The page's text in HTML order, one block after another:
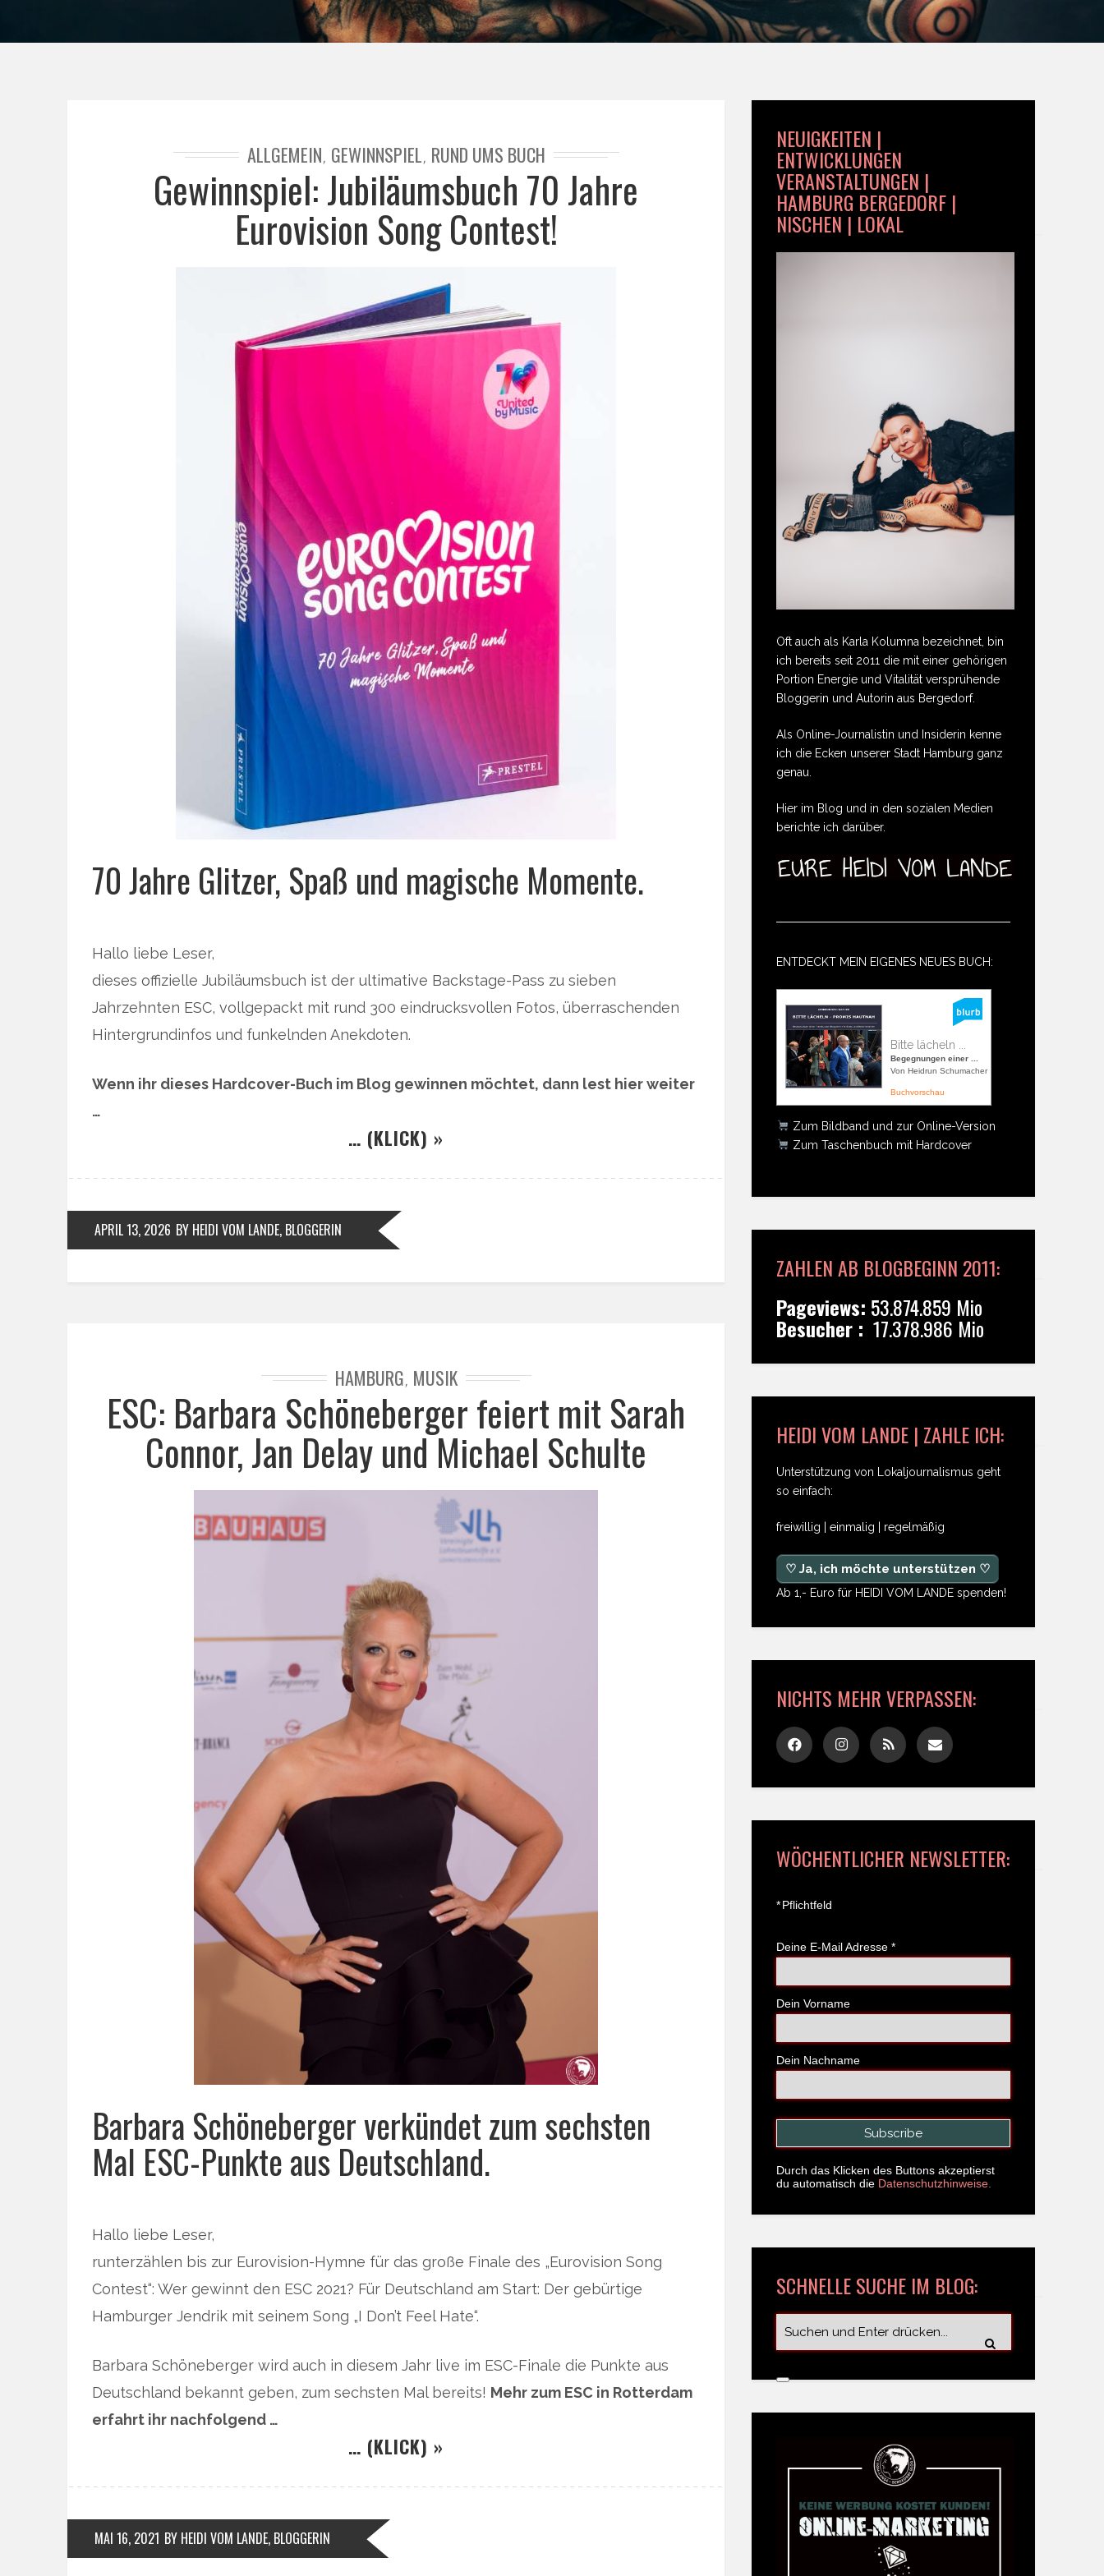
ALLGEMEIN, GEWINNSPIEL, RUND UMS BUCH
Gewinnspiel: Jubiläumsbuch 70 Jahre
Eurovision Song Contest!
70 Jahre Glitzer, Spaß und magische Momente.
Hallo liebe Leser,
dieses offizielle Jubiläumsbuch ist der ultimative Backstage-Pass zu sieben
Jahrzehnten ESC, vollgepackt mit rund 300 eindrucksvollen Fotos, überraschenden
Hintergrundinfos und funkelnden Anekdoten.
Wenn ihr dieses Hardcover-Buch im Blog gewinnen möchtet, dann lest hier weiter
…
… (KLICK) »
APRIL 13, 2026 BY HEIDI VOM LANDE, BLOGGERIN
HAMBURG, MUSIK
ESC: Barbara Schöneberger feiert mit Sarah
Connor, Jan Delay und Michael Schulte
Barbara Schöneberger verkündet zum sechsten
Mal ESC-Punkte aus Deutschland.
Hallo liebe Leser,
runterzählen bis zur Eurovision-Hymne für das große Finale des „Eurovision Song
Contest“: Wer gewinnt den ESC 2021? Für Deutschland am Start: Der gebürtige
Hamburger Jendrik mit seinem Song „I Don’t Feel Hate“.
Barbara Schöneberger wird auch in diesem Jahr live im ESC-Finale die Punkte aus
Deutschland bekannt geben, zum sechsten Mal bereits! Mehr zum ESC in Rotterdam
erfahrt ihr nachfolgend …
… (KLICK) »
MAI 16, 2021 BY HEIDI VOM LANDE, BLOGGERIN
NEUIGKEITEN |
ENTWICKLUNGEN
VERANSTALTUNGEN |
HAMBURG BERGEDORF |
NISCHEN | LOKAL
Oft auch als Karla Kolumna bezeichnet, bin
ich bereits seit 2011 die mit einer gehörigen
Portion Energie und Vitalität versprühende
Bloggerin und Autorin aus Bergedorf.
Als Online-Journalistin und Insiderin kenne
ich die Ecken unserer Stadt Hamburg ganz
genau.
Hier im Blog und in den sozialen Medien
berichte ich darüber.
ENTDECKT MEIN EIGENES NEUES BUCH:
Bitte lächeln ...
Begegnungen einer ...
Von Heidrun Schumacher
Buchvorschau
Zum Bildband und zur Online-Version
Zum Taschenbuch mit Hardcover
ZAHLEN AB BLOGBEGINN 2011:
Pageviews: 53.874.859 Mio
Besucher : 17.378.986 Mio
HEIDI VOM LANDE | ZAHLE ICH:
Unterstützung von Lokaljournalismus geht
so einfach:
freiwillig | einmalig | regelmäßig
♡ Ja, ich möchte unterstützen ♡
Ab 1,- Euro für HEIDI VOM LANDE spenden!
NICHTS MEHR VERPASSEN:
WÖCHENTLICHER NEWSLETTER:
*Pflichtfeld
Deine E-Mail Adresse *
Dein Vorname
Dein Nachname
Durch das Klicken des Buttons akzeptierst
du automatisch die Datenschutzhinweise.
SCHNELLE SUCHE IM BLOG: